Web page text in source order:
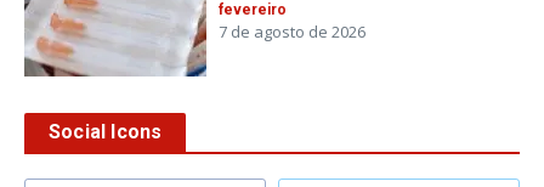
fevereiro
7 de agosto de 2026
Social Icons